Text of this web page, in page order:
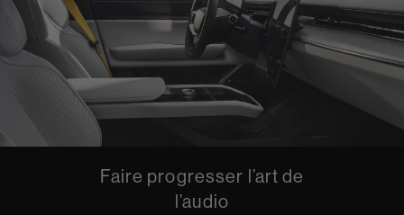
Faire progresser l’art de
l’audio